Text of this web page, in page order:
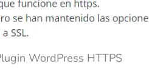
WordPress HTTPS